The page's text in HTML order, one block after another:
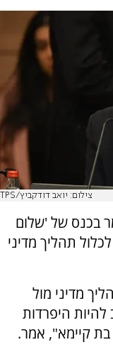
צילום: יואב דודקביץ/TPS
בכנס של 'שלום
תהליך מדיני
מדיני מול
היפרדות
בת קיימא", אמר.